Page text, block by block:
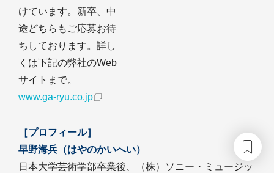
けています。新卒、中
途どちらもご応募お待
ちしております。詳し
くは下記の弊社のWeb
サイトまで。
www.ga-ryu.co.jp
［プロフィール］
早野海兵（はやのかいへい）
日本大学芸術学部卒業後、（株）ソニー・ミュージッ